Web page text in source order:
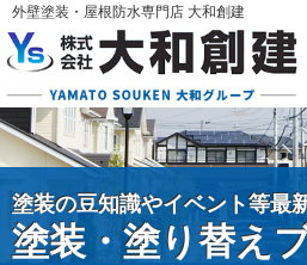
外壁塗装・屋根防水専門店 大和創建
塗装の豆知識やイベント等最
塗装・塗り替え